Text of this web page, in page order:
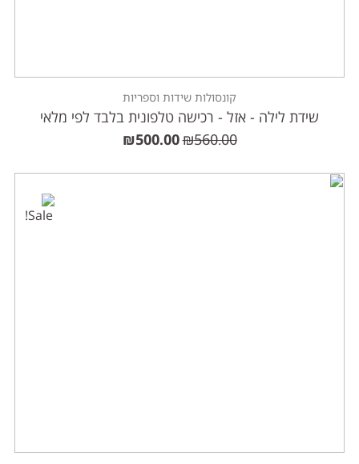
קונסולות שידות וספריות
שידת לילה - אזל - רכישה טלפונית בלבד לפי מלאי
₪560.00
₪500.00